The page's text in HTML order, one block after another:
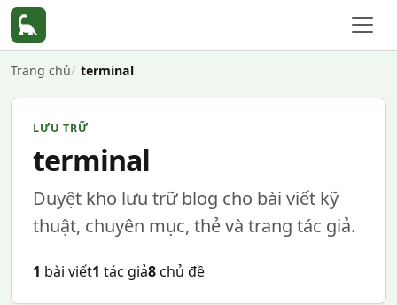
Trang chủ terminal
LƯU TRỮ
terminal
Duyệt kho lưu trữ blog cho bài viết kỹ
thuật, chuyên mục, thẻ và trang tác giả.
1 bài viết1 tác giả8chủ đề